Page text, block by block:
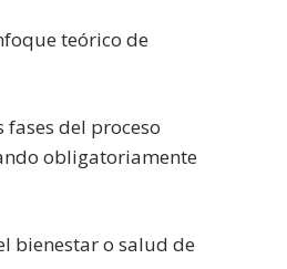
teórico de
del proceso
obligatoriamente
bienestar o salud de